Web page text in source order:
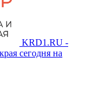
KRD1.RU -
сегодня на